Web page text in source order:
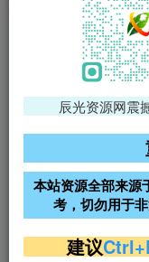
免费领支付宝红
阿里云2核2G200M服
年
超低价文字广告位
辰光资源网震
本站资源全部来源
考，切勿用于
建议